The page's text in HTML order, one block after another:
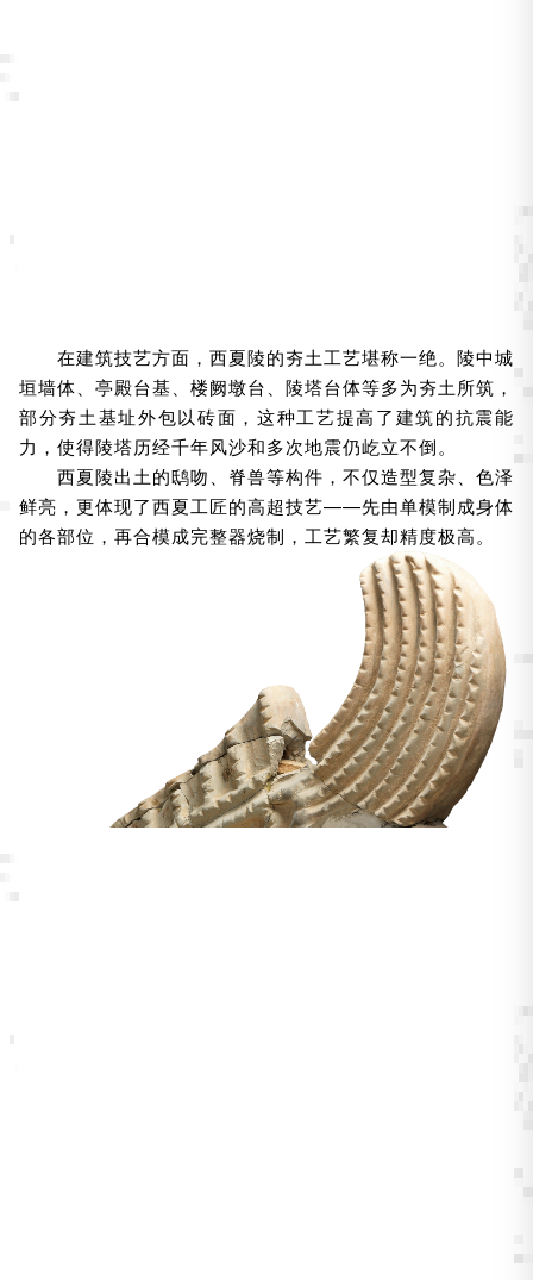
在建筑技艺方面，西夏陵的夯土工艺堪称一绝。陵中城
垣墙体、亭殿台基、楼阙墩台、陵塔台体等多为夯土所筑，
部分夯土基址外包以砖面，这种工艺提高了建筑的抗震能
力，使得陵塔历经千年风沙和多次地震仍屹立不倒。
西夏陵出土的鸱吻、脊兽等构件，不仅造型复杂、色泽
鲜亮，更体现了西夏工匠的高超技艺——先由单模制成身体
的各部位，再合模成完整器烧制，工艺繁复却精度极高。